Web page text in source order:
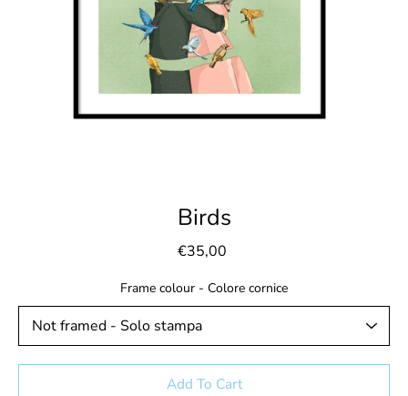
Birds
€35,00
Frame colour - Colore cornice
Select variant
Add To Cart